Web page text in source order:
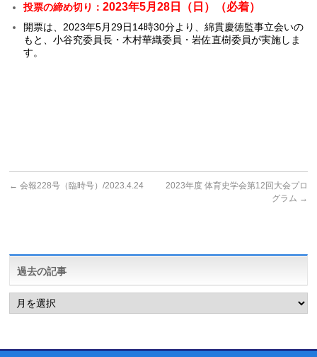
投票の締め切り：2023年5月28日（日）（必着）
開票は、2023年5月29日14時30分より、綿貫慶徳監事立会いの
もと、小谷究委員長・木村華織委員・岩佐直樹委員が実施しま
す。
← 会報228号（臨時号）/2023.4.24
2023年度 体育史学会第12回大会プロ
グラム →
過去の記事
過
去
の